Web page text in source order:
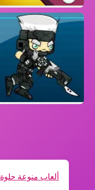
ألعاب منوعة حلوة